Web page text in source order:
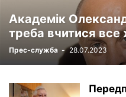
Академік
треба вчитися все
Прес-служба - 28.07.2023